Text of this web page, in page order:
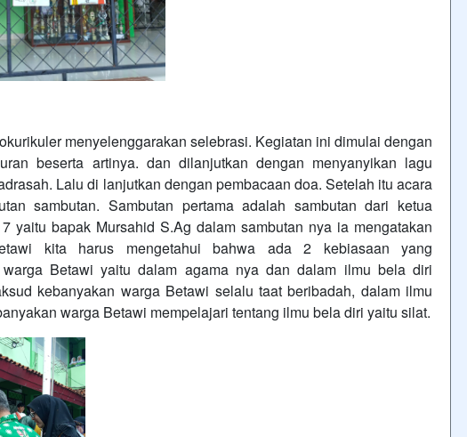
menyelenggarakan selebrasi. Kegiatan ini dimulai dengan
beserta artinya. dan dilanjutkan dengan menyanyikan lagu
Lalu di lanjutkan dengan pembacaan doa. Setelah itu acara
sambutan. Sambutan pertama adalah sambutan dari ketua
yaitu bapak Mursahid S.Ag dalam sambutan nya ia mengatakan
kita harus mengetahui bahwa ada 2 kebiasaan yang
warga Betawi yaitu dalam agama nya dan dalam ilmu bela diri
kebanyakan warga Betawi selalu taat beribadah, dalam ilmu
warga Betawi mempelajari tentang ilmu bela diri yaitu silat.